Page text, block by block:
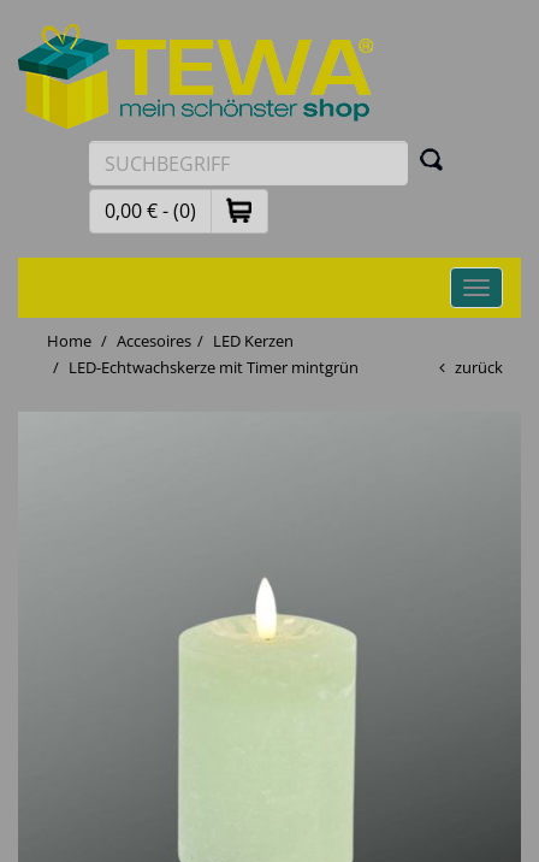
0,00 € - (0)
Toggle
Home
Accesoires
LED Kerzen
LED-Echtwachskerze mit Timer mintgrün
zurück